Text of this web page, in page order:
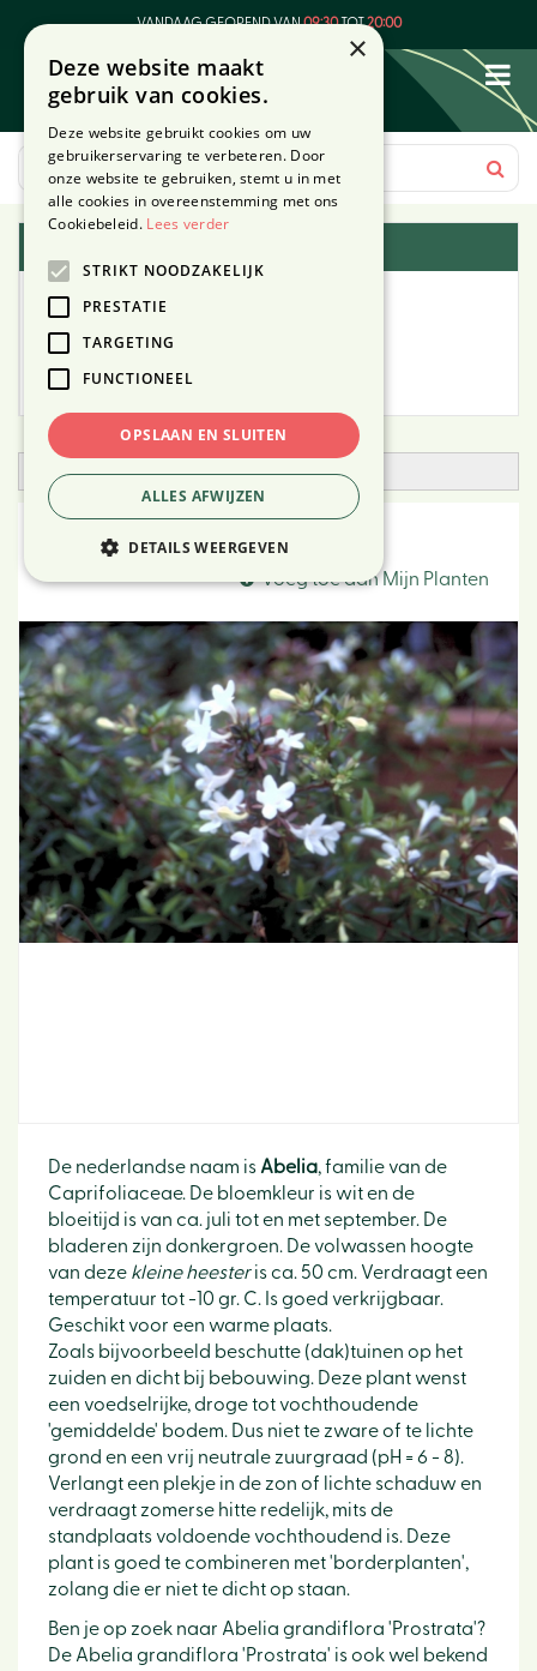
VANDAAG GEOPEND VAN09:30TOT20:00
Open zoekfilter
Abelia
Voeg toe aan Mijn Planten
De nederlandse naam is Abelia, familie van de
Caprifoliaceae. De bloemkleur is wit en de
bloeitijd is van ca. juli tot en met september. De
bladeren zijn donkergroen. De volwassen hoogte
van deze kleine heesteris ca. 50 cm. Verdraagt een
temperatuur tot -10 gr. C. Is goed verkrijgbaar.
Geschikt voor een warme plaats.
Zoals bijvoorbeeld beschutte (dak)tuinen op het
zuiden en dicht bij bebouwing. Deze plant wenst
een voedselrijke, droge tot vochthoudende
'gemiddelde' bodem. Dus niet te zware of te lichte
grond en een vrij neutrale zuurgraad (pH = 6 - 8).
Verlangt een plekje in de zon of lichte schaduw en
verdraagt zomerse hitte redelijk, mits de
standplaats voldoende vochthoudend is. Deze
plant is goed te combineren met 'borderplanten',
zolang die er niet te dicht op staan.
Ben je op zoek naar Abelia grandiflora 'Prostrata'?
De Abelia grandiflora 'Prostrata' is ook wel bekend
×
Deze website maakt
gebruik van cookies.
Deze website gebruikt cookies om uw
gebruikerservaring te verbeteren. Door
onze website te gebruiken, stemt u in met
alle cookies in overeenstemming met ons
Cookiebeleid. Lees verder
STRIKT NOODZAKELIJK
PRESTATIE
TARGETING
FUNCTIONEEL
OPSLAAN EN SLUITEN
ALLES AFWIJZEN
DETAILS WEERGEVEN